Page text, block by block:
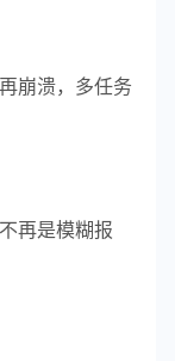
崩溃，多任务
再是模糊报